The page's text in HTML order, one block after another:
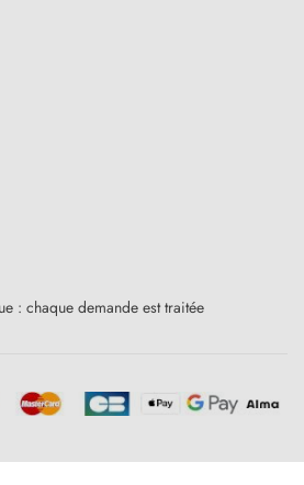
: chaque demande est traitée